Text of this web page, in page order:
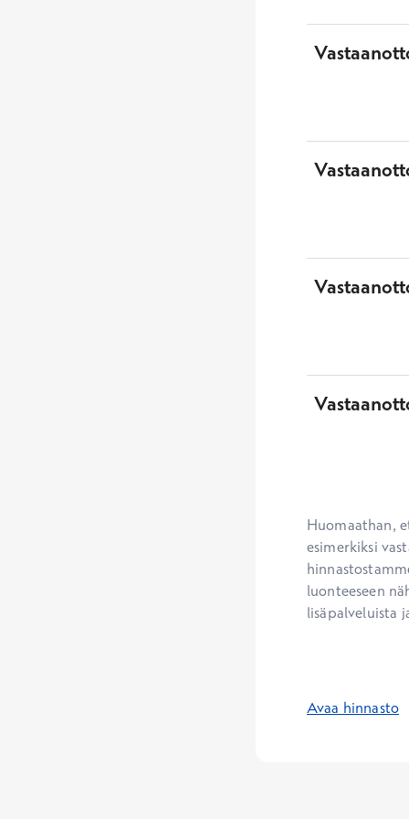
Huomaathan,
esimerkiksi
luonteeseen
lisäpalveluista
Avaa hinnasto